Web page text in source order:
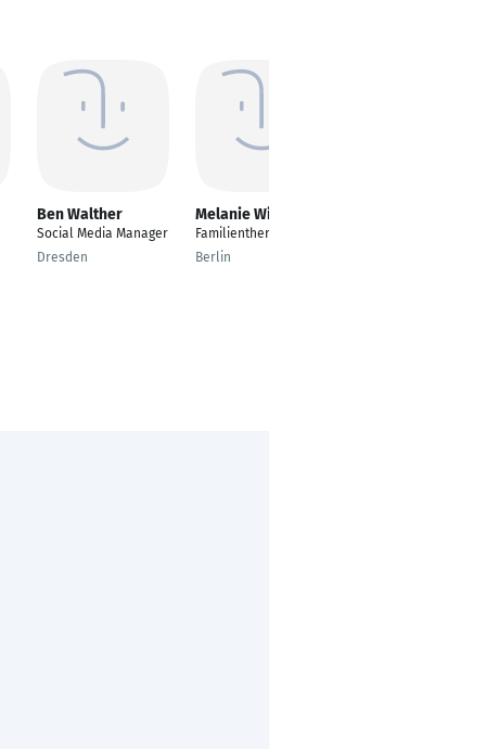
Ben Walther
Social Media Manager
Dresden
Melanie Wittke
Familientherapeutin
Berlin